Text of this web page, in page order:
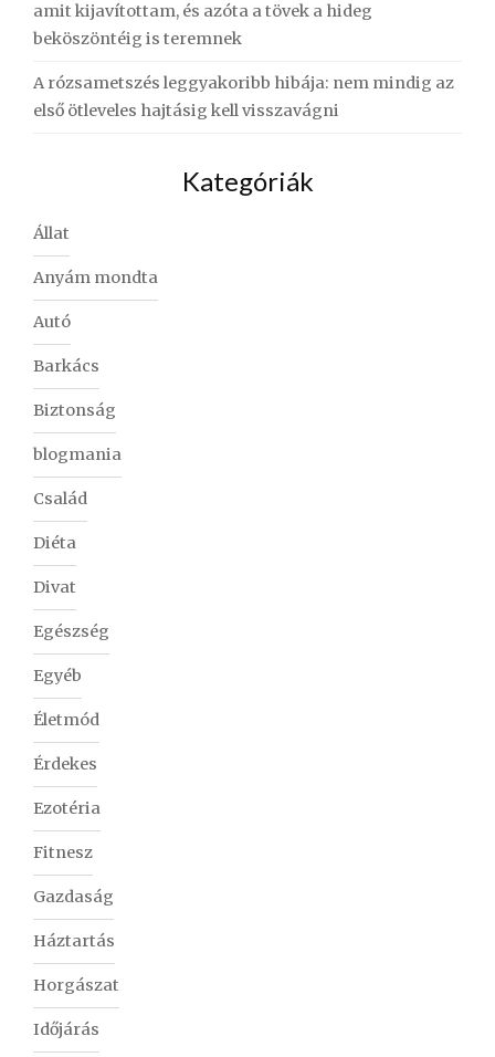
amit kijavítottam, és azóta a tövek a hideg
beköszöntéig is teremnek
A rózsametszés leggyakoribb hibája: nem mindig az
első ötleveles hajtásig kell visszavágni
Kategóriák
Állat
Anyám mondta
Autó
Barkács
Biztonság
blogmania
Család
Diéta
Divat
Egészség
Egyéb
Életmód
Érdekes
Ezotéria
Fitnesz
Gazdaság
Háztartás
Horgászat
Időjárás